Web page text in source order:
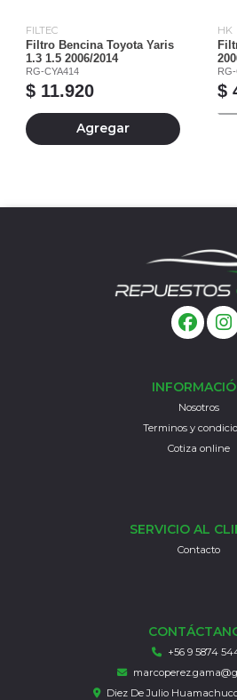
FILTEC
Filtro Bencina Toyota Yaris
1.3 1.5 2006/2014
RG-CYA414
$ 11.920
Agregar
HK
$
Nosotros
Terminos y
Cotiza online
SERVICIO AL
Contacto
+56 9 5874
Diez De Julio